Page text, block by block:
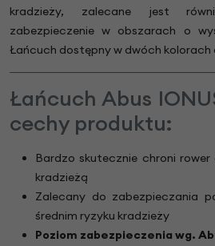
kradzieży, zalecane jest
zabezpieczenie w obszarach o
Łańcuch dostępny w dwóch
Łańcuch Abus
cechy produktu:
Bardzo skutecznie chroni
kradzieżą
Zalecany do zabezpieczania
średnim ryzyku kradzieży
Poziom zabezpieczenia wg.